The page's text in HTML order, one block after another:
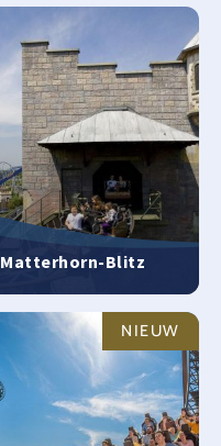
Matterhorn-Blitz
NIEUW